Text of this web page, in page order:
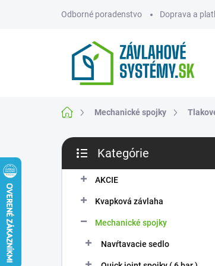
Odborné poradenstvo Doprava a
DomovMechanické spojky
B
č
kategórie
Kategórie
AKCIE
Kvapková závlaha
Mechanické spojky
Navŕtavacie sedlo